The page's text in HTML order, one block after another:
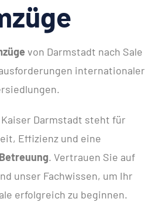
von Darmstadt nach Sale
internationaler
Darmstadt steht für
Effizienz und eine
. Vertrauen Sie auf
unser Fachwissen, um Ihr
erfolgreich zu beginnen.